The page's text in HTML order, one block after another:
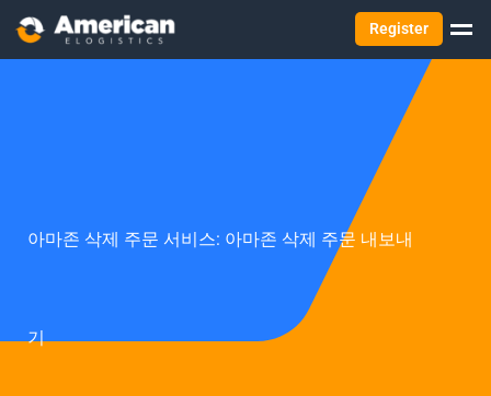
Register
아마존 삭제 주문 서비스: 아마존 삭제 주문 내보내
기